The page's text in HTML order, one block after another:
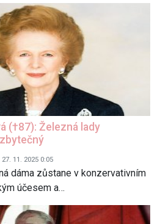
(†87): Železná lady
11. 2025 0:05
dáma zůstane v konzervativním
účesem a…